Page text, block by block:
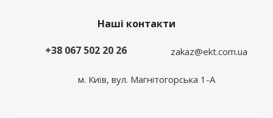
Наші контакти
+38 067 502 20 26
zakaz@ekt.com.ua
м. Київ, вул. Магнітогорська 1-А